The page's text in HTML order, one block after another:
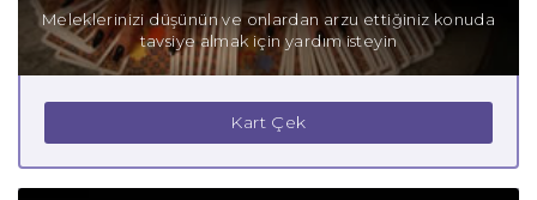
Boğa Burcu Gizli Tutkuları
Boğa Burcu Güçlü Yanları
Boğa Burcu Zayıf Yanları
Meleklerinizi düşünün ve onlardan arzu ettiğiniz konuda
tavsiye almak için yardım isteyin
Kart Çek